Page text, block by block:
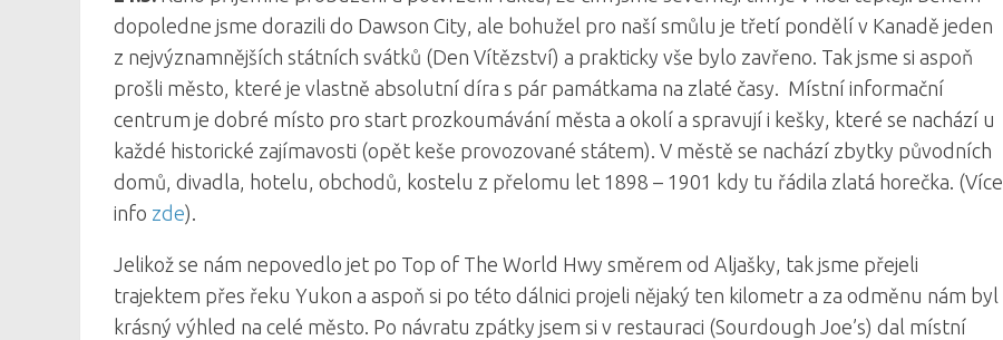
dopoledne jsme dorazili do Dawson City, ale bohužel pro naší smůlu je třetí pondělí v Kanadě jeden
z nejvýznamnějších státních svátků (Den Vítězství) a prakticky vše bylo zavřeno. Tak jsme si aspoň
prošli město, které je vlastně absolutní díra s pár památkama na zlaté časy. Místní informační
centrum je dobré místo pro start prozkoumávání města a okolí a spravují i kešky, které se nachází u
každé historické zajímavosti (opět keše provozované státem). V městě se nachází zbytky původních
domů, divadla, hotelu, obchodů, kostelu z přelomu let 1898 – 1901 kdy tu řádila zlatá horečka. (Více
info zde).
Jelikož se nám nepovedlo jet po Top of The World Hwy směrem od Aljašky, tak jsme přejeli
trajektem přes řeku Yukon a aspoň si po této dálnici projeli nějaký ten kilometr a za odměnu nám byl
krásný výhled na celé město. Po návratu zpátky jsem si v restauraci (Sourdough Joe’s) dal místní